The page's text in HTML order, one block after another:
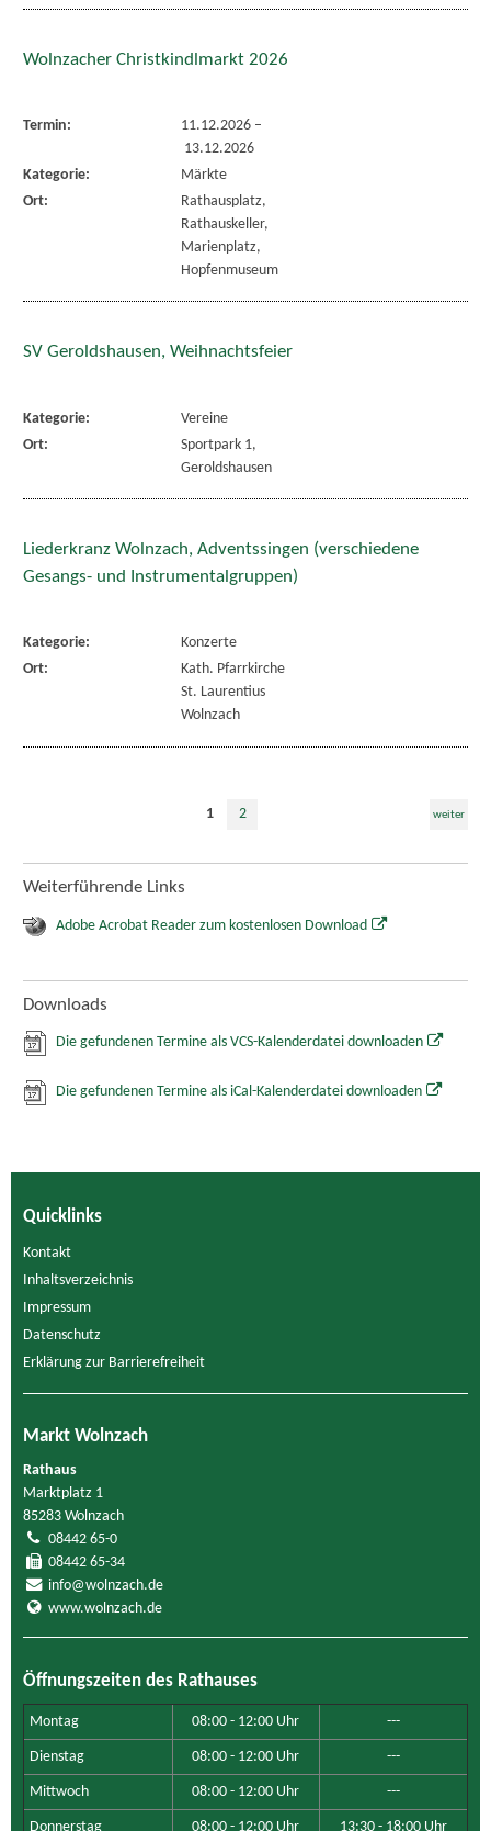
Wolnzacher Christkindlmarkt 2026
Termin: 11.12.2026–
13.12.2026
Kategorie:
Märkte
Ort:
Rathausplatz,
Rathauskeller,
Marienplatz,
Hopfenmuseum
SV Geroldshausen, Weihnachtsfeier
Kategorie:
Vereine
Ort:
Sportpark 1,
Geroldshausen
Liederkranz Wolnzach, Adventssingen (verschiedene
Gesangs- und Instrumentalgruppen)
Kategorie:
Konzerte
Ort:
Kath. Pfarrkirche
St. Laurentius
Wolnzach
1 2 weiter
Weiterführende Links
Adobe Acrobat Reader zum kostenlosen Download
Downloads
Die gefundenen Termine als VCS-Kalenderdatei downloaden
Die gefundenen Termine als iCal-Kalenderdatei downloaden
Quicklinks
Kontakt
Inhaltsverzeichnis
Impressum
Datenschutz
Erklärung zur Barrierefreiheit
Markt Wolnzach
Rathaus
Marktplatz 1
85283 Wolnzach
08442 65-0
08442 65-34
info@wolnzach.de
www.wolnzach.de
Öffnungszeiten des Rathauses
Montag 08:00 - 12:00 Uhr ---
Dienstag 08:00 - 12:00 Uhr ---
Mittwoch 08:00 - 12:00 Uhr ---
Donnerstag 08:00 - 12:00 Uhr 13:30 - 18:00 Uhr